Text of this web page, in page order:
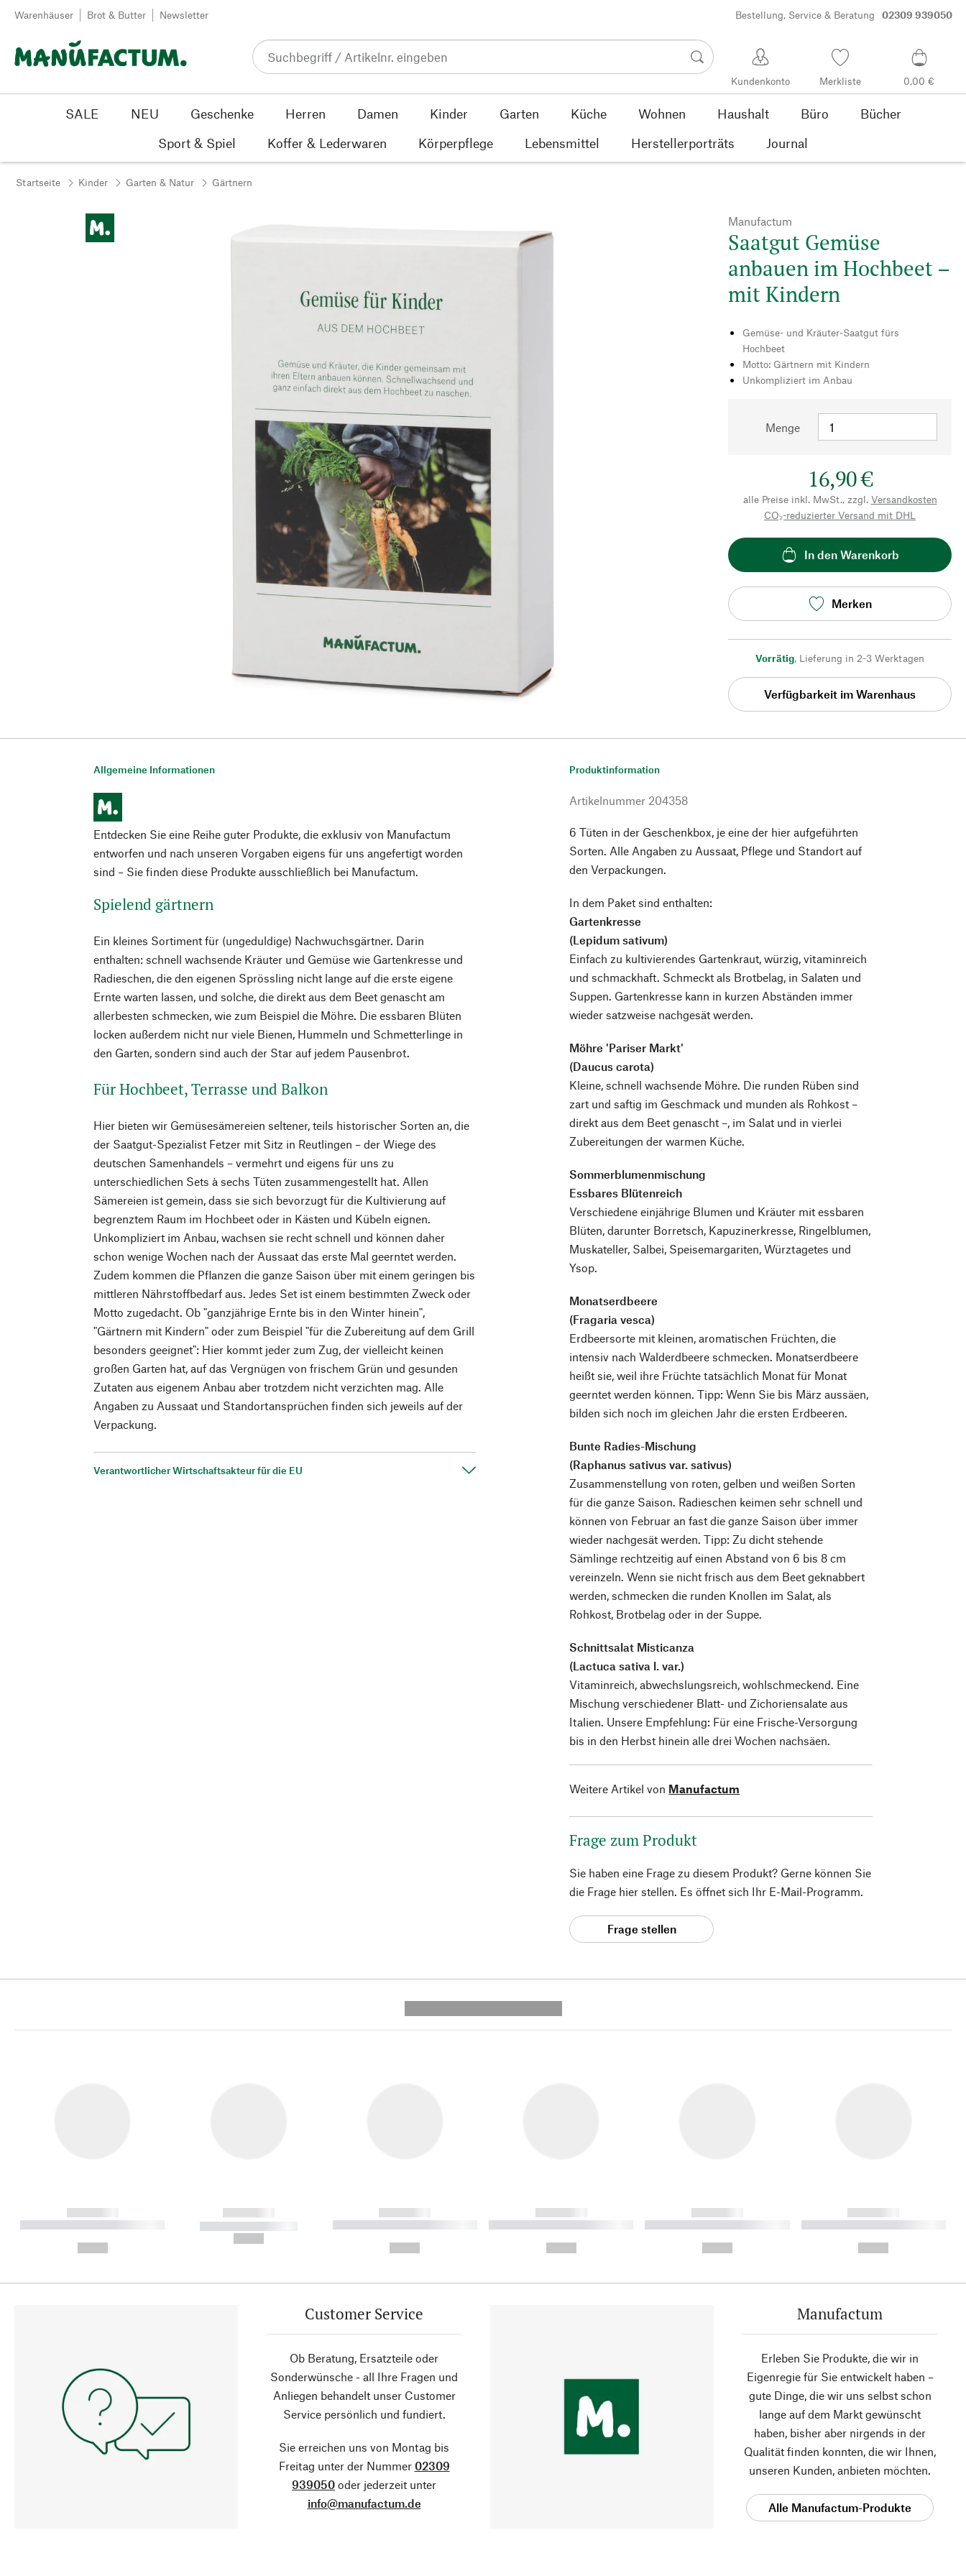
Zum Inhalt springen
Warenhäuser Brot & Butter Newsletter Bestellung, Service & Beratung 02309 939050
Kundenkonto Merkliste 0,00 €
SALE NEU Geschenke Herren Damen Kinder Garten Küche Wohnen Haushalt Büro
Bücher
Sport & Spiel
Koffer & Lederwaren Körperpflege Lebensmittel Herstellerporträts Journal
Startseite Kinder Garten & Natur Gärtnern
Manufactum
Saatgut Gemüse
anbauen im Hochbeet –
mit Kindern
Gemüse- und Kräuter-Saatgut fürs
Hochbeet
Motto: Gärtnern mit Kindern
Unkompliziert im Anbau
Menge
16,90 €
alle Preise inkl. MwSt., zzgl. Versandkosten
CO₂-reduzierter Versand mit DHL
In den Warenkorb
Merken
Vorrätig, Lieferung in 2-3 Werktagen
Verfügbarkeit im Warenhaus
Allgemeine Informationen
Entdecken Sie eine Reihe guter Produkte, die exklusiv von Manufactum
entworfen und nach unseren Vorgaben eigens für uns angefertigt worden
sind – Sie finden diese Produkte ausschließlich bei Manufactum.
Spielend gärtnern
Ein kleines Sortiment für (ungeduldige) Nachwuchsgärtner. Darin
enthalten: schnell wachsende Kräuter und Gemüse wie Gartenkresse und
Radieschen, die den eigenen Sprössling nicht lange auf die erste eigene
Ernte warten lassen, und solche, die direkt aus dem Beet genascht am
allerbesten schmecken, wie zum Beispiel die Möhre. Die essbaren Blüten
locken außerdem nicht nur viele Bienen, Hummeln und Schmetterlinge in
den Garten, sondern sind auch der Star auf jedem Pausenbrot.
Für Hochbeet, Terrasse und Balkon
Hier bieten wir Gemüsesämereien seltener, teils historischer Sorten an, die
der Saatgut-Spezialist Fetzer mit Sitz in Reutlingen – der Wiege des
deutschen Samenhandels – vermehrt und eigens für uns zu
unterschiedlichen Sets à sechs Tüten zusammengestellt hat. Allen
Sämereien ist gemein, dass sie sich bevorzugt für die Kultivierung auf
begrenztem Raum im Hochbeet oder in Kästen und Kübeln eignen.
Unkompliziert im Anbau, wachsen sie recht schnell und können daher
schon wenige Wochen nach der Aussaat das erste Mal geerntet werden.
Zudem kommen die Pflanzen die ganze Saison über mit einem geringen bis
mittleren Nährstoffbedarf aus. Jedes Set ist einem bestimmten Zweck oder
Motto zugedacht. Ob "ganzjährige Ernte bis in den Winter hinein",
"Gärtnern mit Kindern" oder zum Beispiel "für die Zubereitung auf dem Grill
besonders geeignet": Hier kommt jeder zum Zug, der vielleicht keinen
großen Garten hat, auf das Vergnügen von frischem Grün und gesunden
Zutaten aus eigenem Anbau aber trotzdem nicht verzichten mag. Alle
Angaben zu Aussaat und Standortansprüchen finden sich jeweils auf der
Verpackung.
Verantwortlicher Wirtschaftsakteur für die EU
Produktinformation
Artikelnummer 204358
6 Tüten in der Geschenkbox, je eine der hier aufgeführten
Sorten. Alle Angaben zu Aussaat, Pflege und Standort auf
den Verpackungen.
In dem Paket sind enthalten:
Gartenkresse
(Lepidum sativum)
Einfach zu kultivierendes Gartenkraut, würzig, vitaminreich
und schmackhaft. Schmeckt als Brotbelag, in Salaten und
Suppen. Gartenkresse kann in kurzen Abständen immer
wieder satzweise nachgesät werden.
Möhre 'Pariser Markt'
(Daucus carota)
Kleine, schnell wachsende Möhre. Die runden Rüben sind
zart und saftig im Geschmack und munden als Rohkost –
direkt aus dem Beet genascht –, im Salat und in vierlei
Zubereitungen der warmen Küche.
Sommerblumenmischung
Essbares Blütenreich
Verschiedene einjährige Blumen und Kräuter mit essbaren
Blüten, darunter Borretsch, Kapuzinerkresse, Ringelblumen,
Muskateller, Salbei, Speisemargariten, Würztagetes und
Ysop.
Monatserdbeere
(Fragaria vesca)
Erdbeersorte mit kleinen, aromatischen Früchten, die
intensiv nach Walderdbeere schmecken. Monatserdbeere
heißt sie, weil ihre Früchte tatsächlich Monat für Monat
geerntet werden können. Tipp: Wenn Sie bis März aussäen,
bilden sich noch im gleichen Jahr die ersten Erdbeeren.
Bunte Radies-Mischung
(Raphanus sativus var. sativus)
Zusammenstellung von roten, gelben und weißen Sorten
für die ganze Saison. Radieschen keimen sehr schnell und
können von Februar an fast die ganze Saison über immer
wieder nachgesät werden. Tipp: Zu dicht stehende
Sämlinge rechtzeitig auf einen Abstand von 6 bis 8 cm
vereinzeln. Wenn sie nicht frisch aus dem Beet geknabbert
werden, schmecken die runden Knollen im Salat, als
Rohkost, Brotbelag oder in der Suppe.
Schnittsalat Misticanza
(Lactuca sativa l. var.)
Vitaminreich, abwechslungsreich, wohlschmeckend. Eine
Mischung verschiedener Blatt- und Zichoriensalate aus
Italien. Unsere Empfehlung: Für eine Frische-Versorgung
bis in den Herbst hinein alle drei Wochen nachsäen.
Weitere Artikel von Manufactum
Frage zum Produkt
Sie haben eine Frage zu diesem Produkt? Gerne können Sie
die Frage hier stellen. Es öffnet sich Ihr E-Mail-Programm.
Frage stellen
------------
----------- ----------- ----------
------------
----------- -----------
------------
----------- ----------- ----------
------------
----------- ----------- ----------
------------
----------- ----------- ----------
------------
----------- ----------- ----------
Customer Service
Ob Beratung, Ersatzteile oder
Sonderwünsche - all Ihre Fragen und
Anliegen behandelt unser Customer
Service persönlich und fundiert.
Sie erreichen uns von Montag bis
Freitag unter der Nummer 02309
939050 oder jederzeit unter
info@manufactum.de
Manufactum
Erleben Sie Produkte, die wir in
Eigenregie für Sie entwickelt haben –
gute Dinge, die wir uns selbst schon
lange auf dem Markt gewünscht
haben, bisher aber nirgends in der
Qualität finden konnten, die wir Ihnen,
unseren Kunden, anbieten möchten.
Alle Manufactum-Produkte